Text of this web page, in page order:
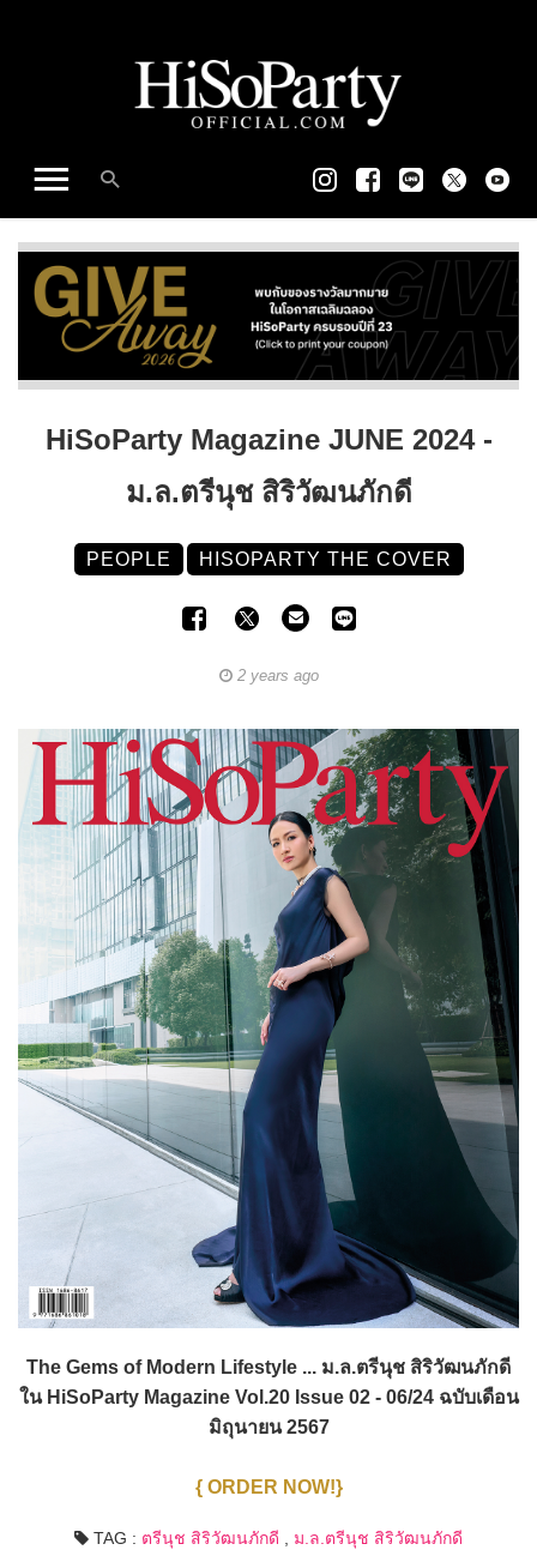
HiSoParty Magazine JUNE 2024 -
ม.ล.ตรีนุช สิริวัฒนภักดี
PEOPLE HISOPARTY THE COVER
2 years ago
The Gems of Modern Lifestyle ... ม.ล.ตรีนุช สิริวัฒนภักดี
ใน HiSoParty Magazine Vol.20 Issue 02 - 06/24 ฉบับเดือน
มิถุนายน 2567
{ ORDER NOW!}
TAG : ตรีนุช สิริวัฒนภักดี ม.ล.ตรีนุช สิริวัฒนภักดี